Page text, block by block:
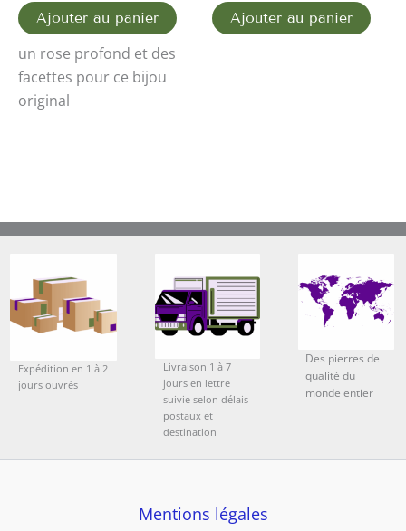
Ajouter au panier
un rose profond et des
facettes pour ce bijou
original
Ajouter au panier
Expédition en 1 à 2
jours ouvrés
Livraison 1 à 7
jours en lettre
suivie selon délais
postaux et
destination
Des pierres de
qualité du
monde entier
Mentions légales